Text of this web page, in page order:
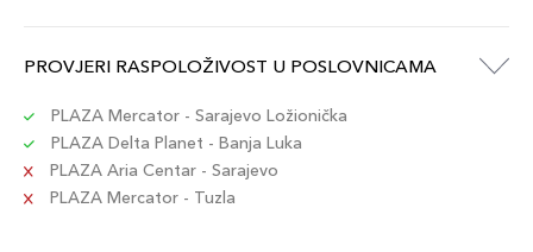
PROVJERI RASPOLOŽIVOST U POSLOVNICAMA
PLAZA Mercator - Sarajevo Ložionička
PLAZA Delta Planet - Banja Luka
PLAZA Aria Centar - Sarajevo
PLAZA Mercator - Tuzla